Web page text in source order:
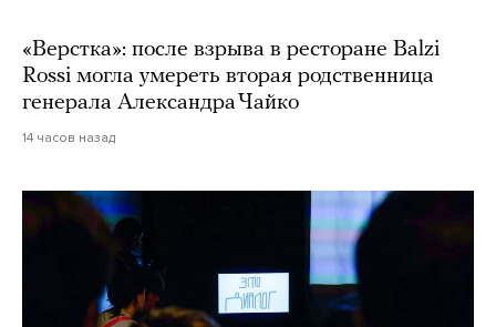
«Верстка»: после взрыва в ресторане Balzi
Rossi могла умереть вторая родственница
генерала Александра Чайко
14 часов назад